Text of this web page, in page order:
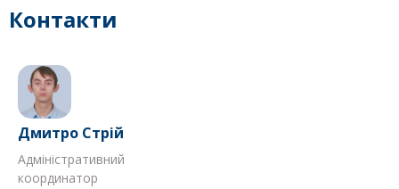
Контакти
Дмитро Стрій
Адміністративний
координатор